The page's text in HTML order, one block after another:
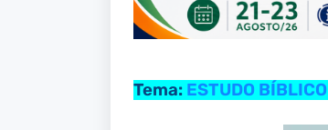
Tema: ESTUDO BÍBLICO